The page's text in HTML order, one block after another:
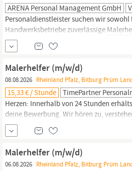
ARENA Personal Management GmbH
Personaldienstleister suchen wir
Handwerksbetriebe zuverlässige
Erfahrung als Helfer oder Maler in der
Malerhelferund haben eventuell eine
Bereich angefangen oder auf andere
diesem...
Malerhelfer (m/w/d)
08.08.2026 Rheinland Pfalz, Bitburg Prüm
15,33 € / Stunde
TimePartner
Herzen: Innerhalb von 24 Stunden
deine Bewerbung. Wir hören zu,
begleiten dich auf deinem Weg nach
Empathie, weil uns deine Zukunft wichtig
(m/w/d) in Pronsfeld unterstützt du bei
rund um Maler- und
Malerhelfer (m/w/d)
06.08.2026 Rheinland Pfalz, Bitburg Prüm